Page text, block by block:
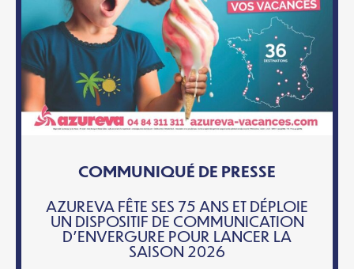
COMMUNIQUÉ DE PRESSE
AZUREVA FÊTE SES 75 ANS ET DÉPLOIE
UN DISPOSITIF DE COMMUNICATION
D’ENVERGURE POUR LANCER LA
SAISON 2026